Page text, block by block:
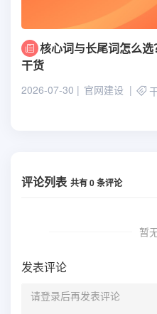
核心词与长尾词怎么
干货
2026-07-30 官网建设
评论列表 共有0条评论
暂
发表评论